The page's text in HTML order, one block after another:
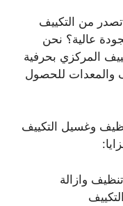
من التكييف
عالية؟ نحن
المركزي بحرفية
والمعدات للحصول
وغسيل التكييف
وازالة